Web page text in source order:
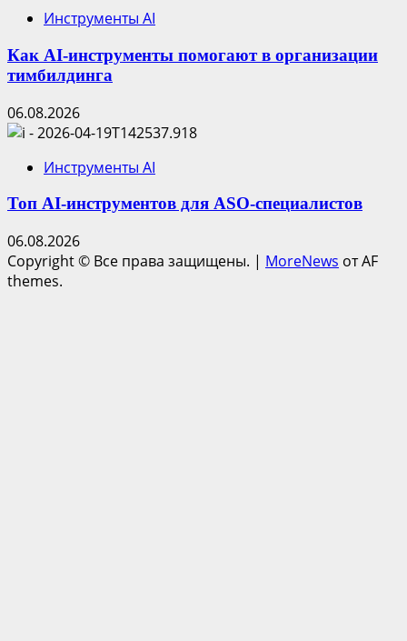
Инструменты AI
Как AI-инструменты помогают в организации
тимбилдинга
06.08.2026
Инструменты AI
Топ AI-инструментов для ASO-специалистов
06.08.2026
Copyright © Все права защищены. | MoreNews от AF
themes.